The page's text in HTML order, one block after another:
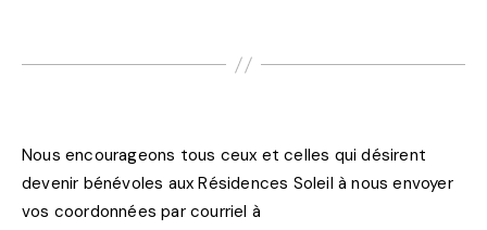
Nous encourageons tous ceux et celles qui désirent
devenir bénévoles aux Résidences Soleil à nous envoyer
vos coordonnées par courriel à